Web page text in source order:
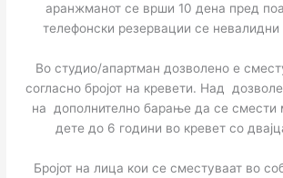
аранжманот се врши 10 дена пред
телефонски резервации се
Во студио/апартман дозволено е
согласно бројот на кревети. Над
на дополнително барање да се смести
дете до 6 години во кревет со
Бројот на лица кои се сместуваат во